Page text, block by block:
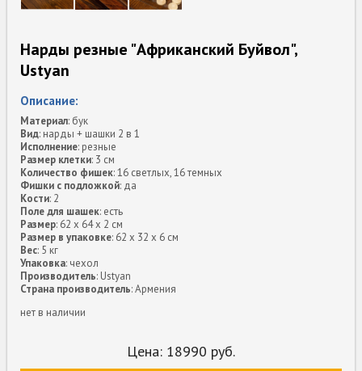
Нарды резные "Африканский Буйвол",
Ustyan
Описание:
Материал: бук
Вид: нарды + шашки 2 в 1
Исполнение: резные
Размер клетки: 3 см
Количество фишек: 16 светлых, 16 темных
Фишки с подложкой: да
Кости: 2
Поле для шашек: есть
Размер: 62 x 64 x 2 см
Размер в упаковке: 62 x 32 x 6 см
Вес: 5 кг
Упаковка: чехол
Производитель: Ustyan
Страна производитель: Армения
нет в наличии
Цена: 18990 руб.